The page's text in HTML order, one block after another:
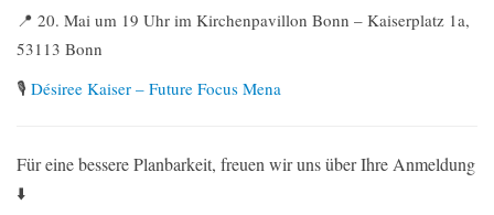
📍 20. Mai um 19 Uhr im Kirchenpavillon Bonn – Kaiserplatz 1a,
53113 Bonn
🎙️ Désiree Kaiser – Future Focus Mena
Für eine bessere Planbarkeit, freuen wir uns über Ihre Anmeldung
⬇️